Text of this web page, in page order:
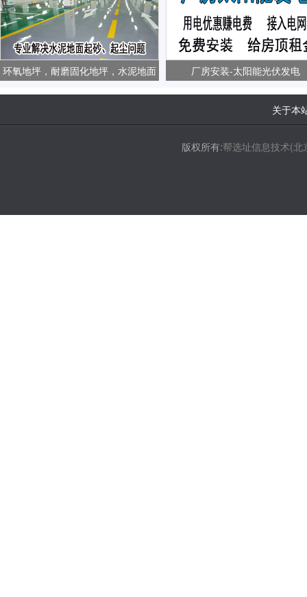
环氧地坪，耐磨固化地坪，水泥地面
起砂、起尘问题
厂房安装-太阳能光伏发电
关于本
版权所有:帮选址信息技术(北